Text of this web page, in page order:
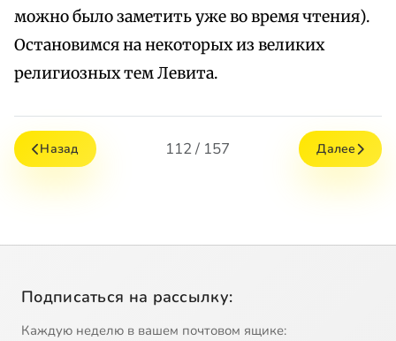
можно было заметить уже во время чтения).
Остановимся на некоторых из великих
религиозных тем Левита.
Назад 112 / 157 Далее
Подписаться на рассылку:
Каждую неделю в вашем почтовом ящике: